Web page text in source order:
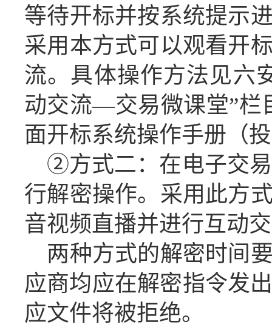
等待开标并按系统提示
采用本方式可以观看开
流。具体操作方法见六
动交流—交易微课堂”栏
面开标系统操作手册（
②方式二：在电子交
行解密操作。 采用此方
音视频直播并进行互动
两种方式的解密时间
应商均应在解密指令发
应文件将被拒绝。